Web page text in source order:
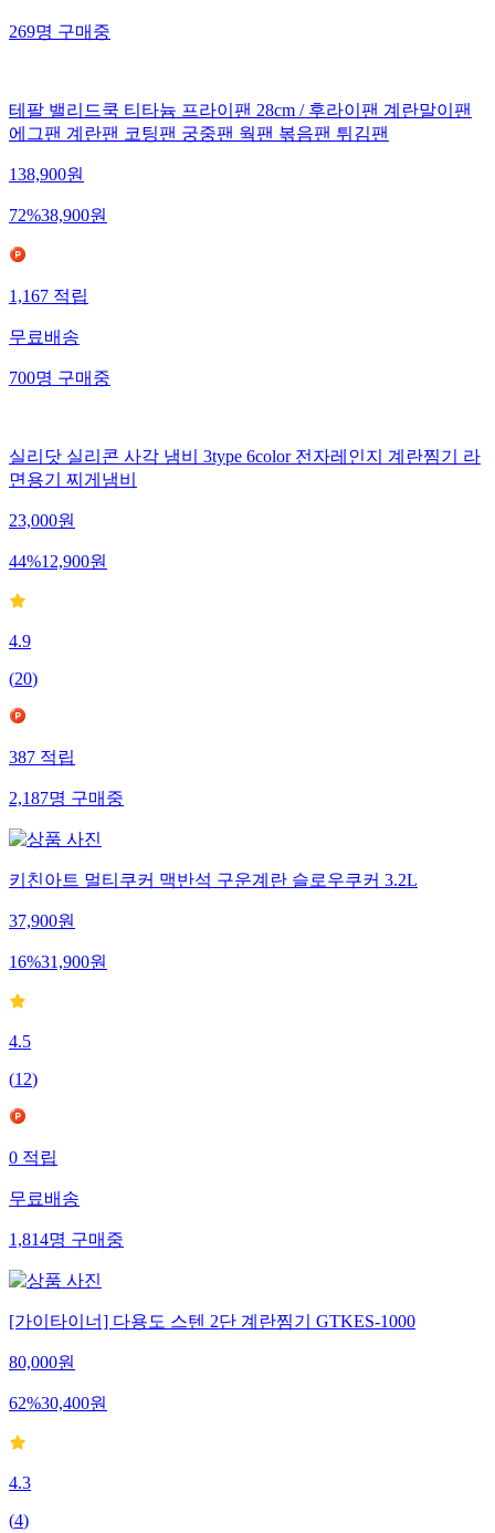
269명구매중
테팔 밸리드쿡 티타늄 프라이팬 28cm / 후라이팬 계란말이팬
에그팬 계란팬 코팅팬 궁중팬 웍팬 볶음팬 튀김팬
138,900원
72%38,900원
1,167적립
무료배송
700명구매중
실리닷 실리콘 사각 냄비 3type 6color 전자레인지 계란찜기 라
면용기 찌게냄비
23,000원
44%12,900원
4.9
(20)
387적립
2,187명구매중
키친아트 멀티쿠커 맥반석 구운계란 슬로우쿠커 3.2L
37,900원
16%31,900원
4.5
(12)
0적립
무료배송
1,814명구매중
[가이타이너] 다용도 스텐 2단 계란찜기 GTKES-1000
80,000원
62%30,400원
4.3
(4)